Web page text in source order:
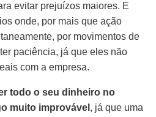
evitar prejuízos maiores. E
onde, por mais que ação
por movimentos de
paciência, já que eles não
com a empresa.
todo o seu dinheiro no
muito improvável , já que uma